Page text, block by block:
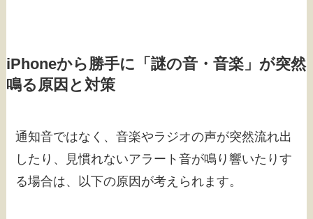
iPhoneから勝手に「謎の音・音楽」が突然
鳴る原因と対策
通知音ではなく、音楽やラジオの声が突然流れ出
したり、見慣れないアラート音が鳴り響いたりす
る場合は、以下の原因が考えられます。